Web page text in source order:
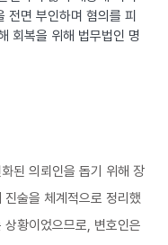
전면 부인하며 혐의를 피
회복을 위해 법무법인 명
된 의뢰인을 돕기 위해 장
술을 체계적으로 정리했
황이었으므로, 변호인은